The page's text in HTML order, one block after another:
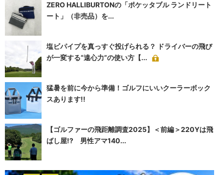
ZERO HALLIBURTONの「ポケッタブル ランドリート
ート」（非売品）を...
塩ビパイプを真っすぐ投げられる？ ドライバーの飛び
が一変する“遠心力”の使い方【...
猛暑を前に今から準備！ゴルフにいいクーラーボック
スあります!!
【ゴルファーの飛距離調査2025】＜前編＞220Yは飛
ばし屋!? 男性アマ140...